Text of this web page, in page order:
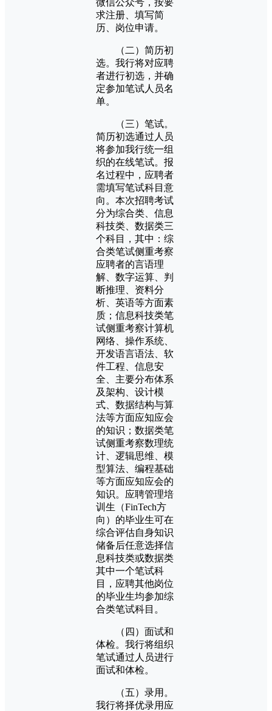
求注册、填写简
历、岗位申请。
（二）简历初
选。我行将对应聘
者进行初选，并确
定参加笔试人员名
单。
（三）笔试。
简历初选通过人员
将参加我行统一组
织的在线笔试。报
名过程中，应聘者
需填写笔试科目意
向。本次招聘考试
分为综合类、信息
科技类、数据类三
个科目，其中：综
合类笔试侧重考察
应聘者的言语理
解、数字运算、判
断推理、资料分
析、英语等方面素
质；信息科技类笔
试侧重考察计算机
网络、操作系统、
开发语言语法、软
件工程、信息安
全、主要分布体系
及架构、设计模
式、数据结构与算
法等方面应知应会
的知识；数据类笔
试侧重考察数理统
计、逻辑思维、模
型算法、编程基础
等方面应知应会的
知识。应聘管理培
训生（FinTech方
向）的毕业生可在
综合评估自身知识
储备后任意选择信
息科技类或数据类
其中一个笔试科
目，应聘其他岗位
的毕业生均参加综
合类笔试科目。
（四）面试和
体检。我行将组织
笔试通过人员进行
面试和体检。
（五）录用。
我行将择优录用应